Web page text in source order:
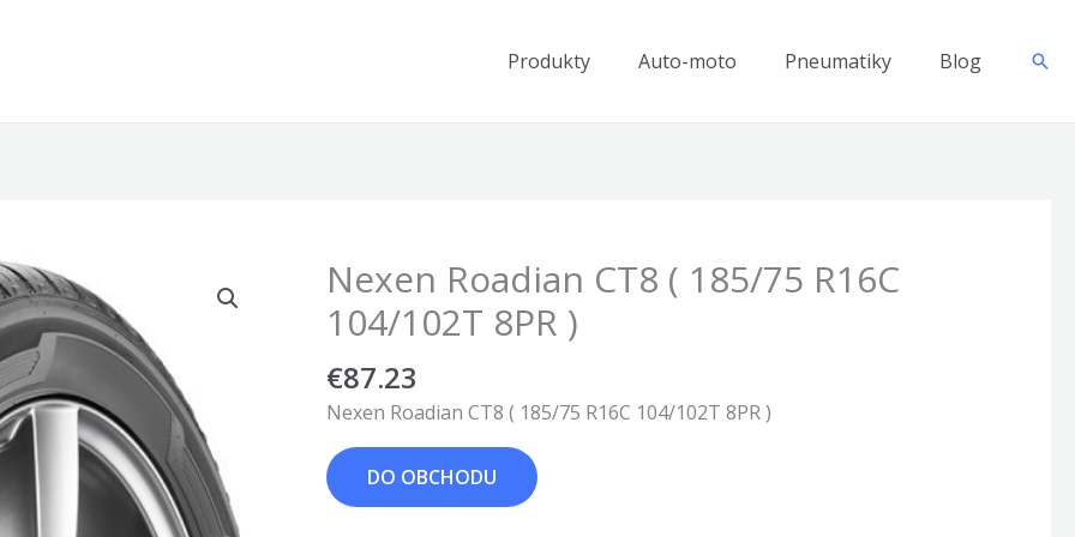
Produkty Auto-moto Pneumatiky Blog
Nexen Roadian CT8 ( 185/75 R16C
104/102T 8PR )
€87.23
Nexen Roadian CT8 ( 185/75 R16C 104/102T 8PR )
DO OBCHODU